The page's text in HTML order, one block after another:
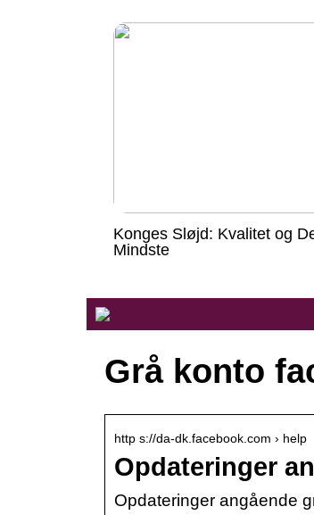
Konges Sløjd: Kvalitet og
Mindste
Grå konto
http s://da-dk.facebook.com › help
Opdateringer
Opdateringer angående